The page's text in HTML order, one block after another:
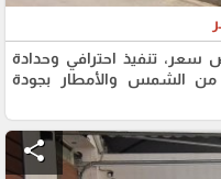
تنفيذ احترافي وحدادة
من الشمس والأمطار بجودة
share